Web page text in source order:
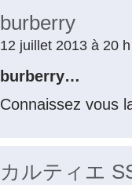
burberry
12 juillet 2013 à 20
burberry…
Connaissez vous
カルティエ